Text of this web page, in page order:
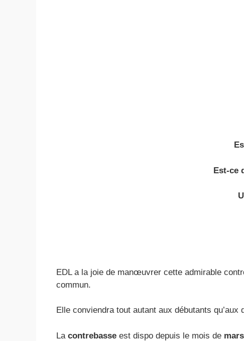
Est-ce
EDL a la joie de manœuvrer cette admirable
commun.
Elle conviendra tout autant aux débutants qu’aux
La contrebasse est dispo depuis le mois de